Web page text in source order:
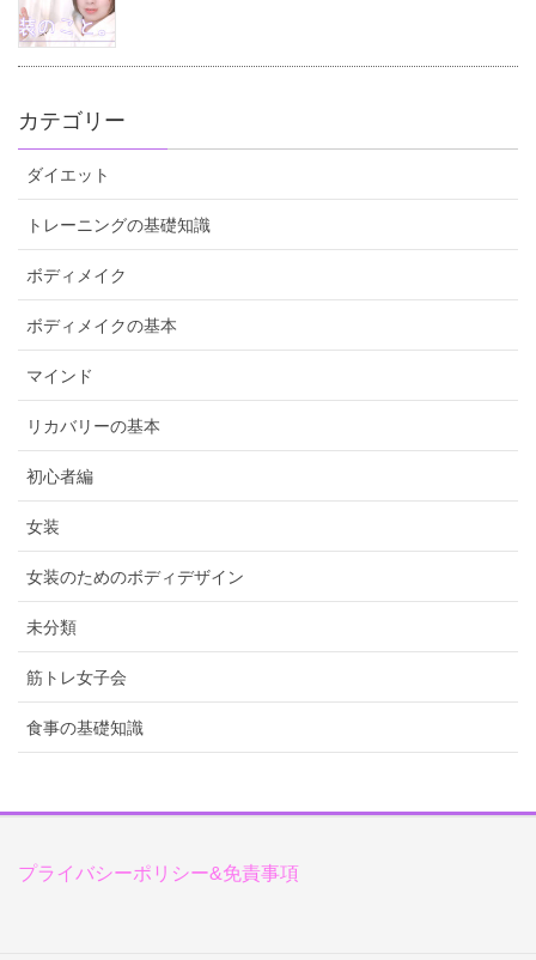
カテゴリー
ダイエット
トレーニングの基礎知識
ボディメイク
ボディメイクの基本
マインド
リカバリーの基本
初心者編
女装
女装のためのボディデザイン
未分類
筋トレ女子会
食事の基礎知識
プライバシーポリシー&免責事項